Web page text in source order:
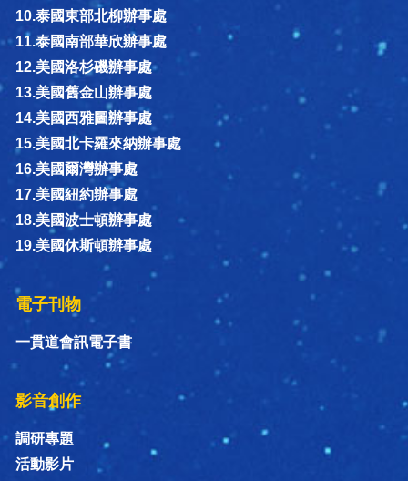
10.泰國東部北柳辦事處
11.泰國南部華欣辦事處
12.美國洛杉磯辦事處
13.美國舊金山辦事處
14.美國西雅圖辦事處
15.美國北卡羅來納辦事處
16.美國爾灣辦事處
17.美國紐約辦事處
18.美國波士頓辦事處
19.美國休斯頓辦事處
電子刊物
一貫道會訊電子書
影音創作
調研專題
活動影片